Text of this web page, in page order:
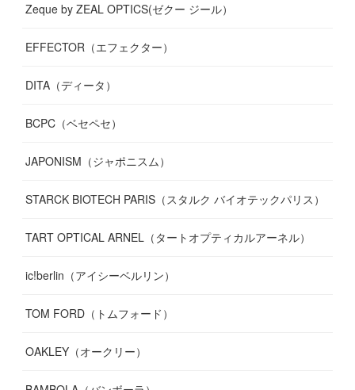
Zeque by ZEAL OPTICS(ゼクー ジール）
EFFECTOR（エフェクター）
DITA（ディータ）
BCPC（ベセペセ）
JAPONISM（ジャポニスム）
STARCK BIOTECH PARIS（スタルク バイオテックパリス）
TART OPTICAL ARNEL（タートオプティカルアーネル）
ic!berlin（アイシーベルリン）
TOM FORD（トムフォード）
OAKLEY（オークリー）